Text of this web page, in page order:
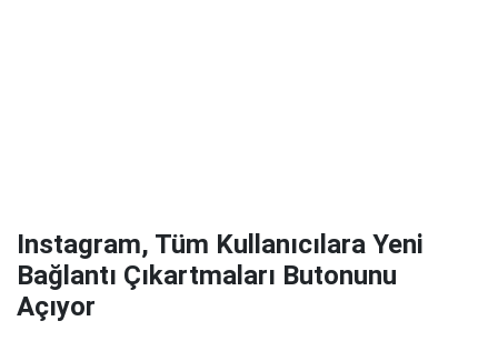
Instagram, Tüm Kullanıcılara Yeni
Bağlantı Çıkartmaları Butonunu
Açıyor